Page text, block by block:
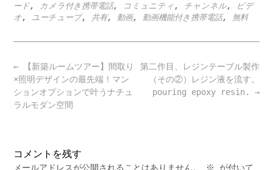
ード, カメラ付き携帯電話, コミュニティ , チャンネル,
ビデ
オ, ユーチューブ, 共有, 動画, 動画機能付き携帯電話, 無料
Post
navigation
第二作目、レジンテーブル製作
（その②）レジン液を流す。
pouring epoxy resin. →
← 【新築ルームツアー】間取り
×照明デザインの最先端！マン
ションオプションで叶うナチュ
ラルモダン空間
コメントを残す
メールアドレスが公開されることはありません。 ※
が付いて